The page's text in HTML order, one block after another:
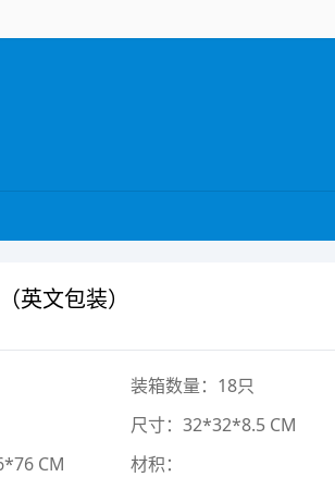
英文包装）
装箱数量：18只
尺寸：32*32*8.5 CM
CM
材积：